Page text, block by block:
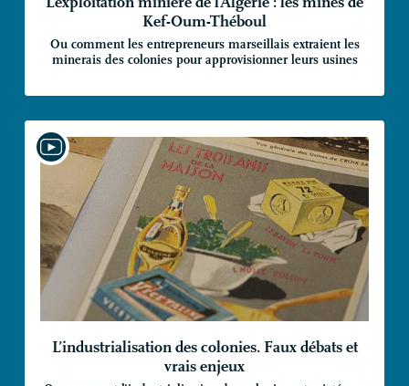
Kef-Oum-Théboul
Ou comment les entrepreneurs marseillais extraient les
minerais des colonies pour approvisionner leurs usines
L’industrialisation des colonies. Faux débats et
vrais enjeux